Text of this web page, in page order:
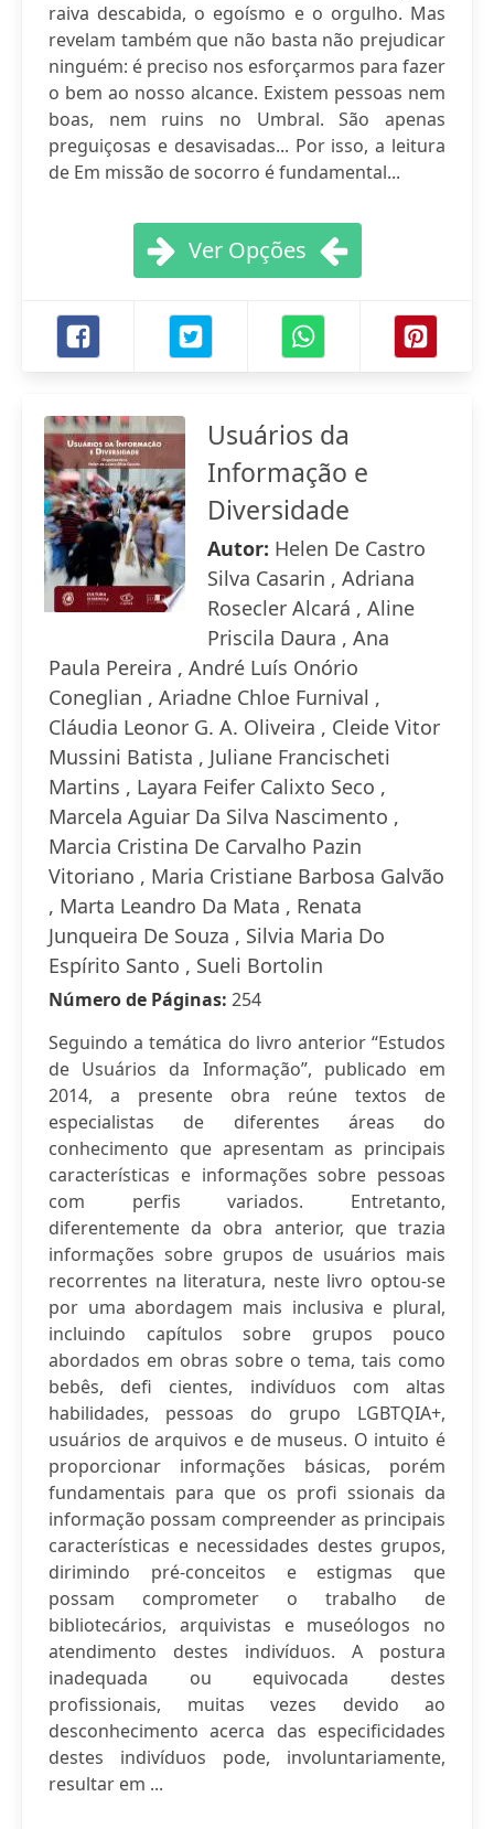
raiva descabida, o egoísmo e o orgulho. Mas
revelam também que não basta não prejudicar
ninguém: é preciso nos esforçarmos para fazer
o bem ao nosso alcance. Existem pessoas nem
boas, nem ruins no Umbral. São apenas
preguiçosas e desavisadas... Por isso, a leitura
de Em missão de socorro é fundamental...
Ver Opções
Usuários da
Informação e
Diversidade
Autor: Helen De Castro
Silva Casarin , Adriana
Rosecler Alcará , Aline
Priscila Daura , Ana
Paula Pereira , André Luís Onório
Coneglian , Ariadne Chloe Furnival ,
Cláudia Leonor G. A. Oliveira , Cleide Vitor
Mussini Batista , Juliane Francischeti
Martins , Layara Feifer Calixto Seco ,
Marcela Aguiar Da Silva Nascimento ,
Marcia Cristina De Carvalho Pazin
Vitoriano , Maria Cristiane Barbosa Galvão
, Marta Leandro Da Mata , Renata
Junqueira De Souza , Silvia Maria Do
Espírito Santo , Sueli Bortolin
Número de Páginas: 254
Seguindo a temática do livro anterior “Estudos
de Usuários da Informação”, publicado em
2014, a presente obra reúne textos de
especialistas de diferentes áreas do
conhecimento que apresentam as principais
características e informações sobre pessoas
com perfis variados. Entretanto,
diferentemente da obra anterior, que trazia
informações sobre grupos de usuários mais
recorrentes na literatura, neste livro optou-se
por uma abordagem mais inclusiva e plural,
incluindo capítulos sobre grupos pouco
abordados em obras sobre o tema, tais como
bebês, defi cientes, indivíduos com altas
habilidades, pessoas do grupo LGBTQIA+,
usuários de arquivos e de museus. O intuito é
proporcionar informações básicas, porém
fundamentais para que os profi ssionais da
informação possam compreender as principais
características e necessidades destes grupos,
dirimindo pré-conceitos e estigmas que
possam comprometer o trabalho de
bibliotecários, arquivistas e museólogos no
atendimento destes indivíduos. A postura
inadequada ou equivocada destes
profissionais, muitas vezes devido ao
desconhecimento acerca das especificidades
destes indivíduos pode, involuntariamente,
resultar em ...